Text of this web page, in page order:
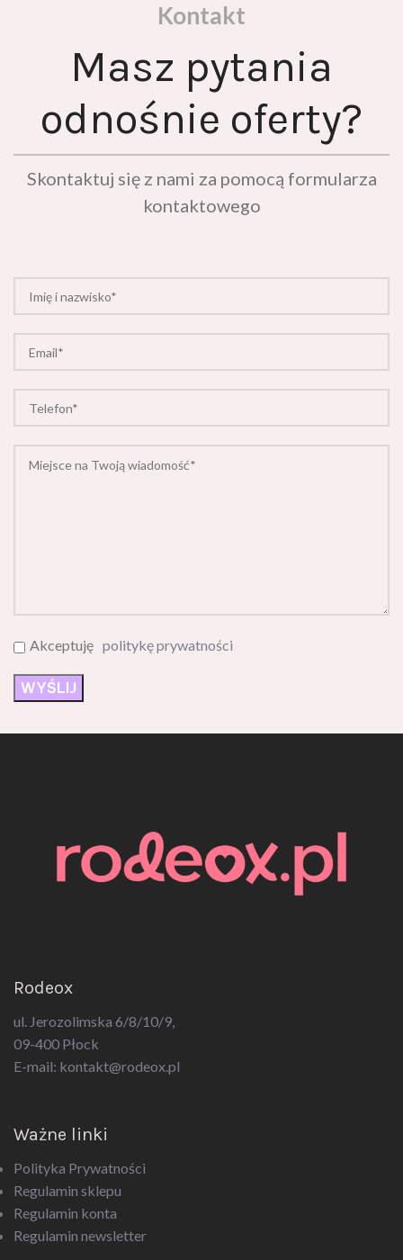
Kontakt
Masz pytania
odnośnie oferty?
Skontaktuj się z nami za pomocą formularza
kontaktowego
Akceptuję politykę prywatności
Rodeox
ul. Jerozolimska 6/8/10/9,
09-400 Płock
E-mail: kontakt@rodeox.pl
Ważne linki
Polityka Prywatności
Regulamin sklepu
Regulamin konta
Regulamin newsletter